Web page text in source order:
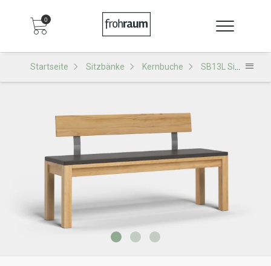
0
Startseite Sitzbänke Kernbuche SB13L Sitzbank